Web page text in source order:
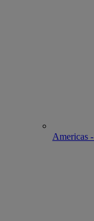
Americas